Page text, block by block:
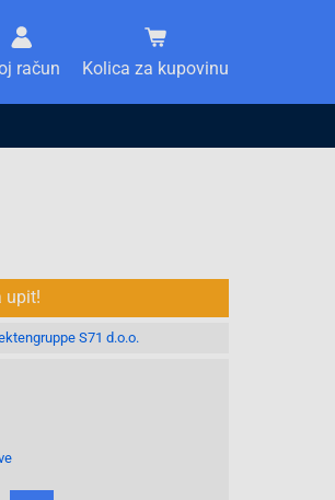
račun Kolica za kupovinu
upit!
S71 d.o.o.